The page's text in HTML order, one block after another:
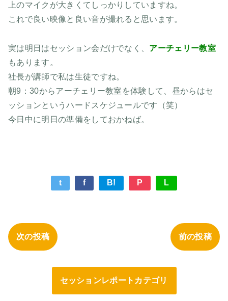
上のマイクが大きくてしっかりしていますね。
これで良い映像と良い音が撮れると思います。
実は明日はセッション会だけでなく、 アーチェリー教室
もあります。
社長が講師で私は生徒ですね。
朝9：30からアーチェリー教室を体験して、昼からはセ
ッションというハードスケジュールです（笑）
今日中に明日の準備をしておかねば。
t f B! P L
次の投稿 前の投稿
セッションレポートカテゴリ